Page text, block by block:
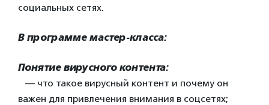
социальных сетях.
В программе мастер-класса:
Понятие вирусного контента:
— что такое вирусный контент и почему он
важен для привлечения внимания в соцсетях;